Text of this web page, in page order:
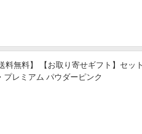
料無料】 【お取り寄せギフト】セッ
プレミアム パウダーピンク